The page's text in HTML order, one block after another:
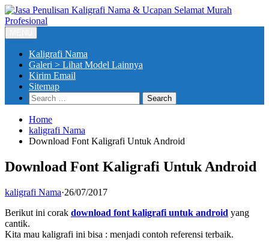
Skip
to
content
Kaligrafi Nama
Galeri > Lihat Model Lainnya
Kirim Email
Sitemap
Search
for:
Home
kaligrafi Nama
Download Font Kaligrafi Untuk Android
Download Font Kaligrafi Untuk Android
kaligrafi Nama·26/07/2017
Berikut ini corak download font kaligrafi untuk android yang
cantik.
Kita mau kaligrafi ini bisa : menjadi contoh referensi terbaik.